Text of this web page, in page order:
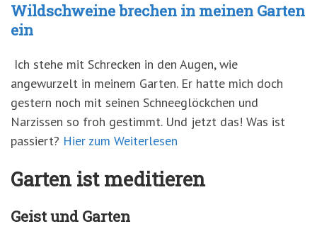
Wildschweine brechen in meinen Garten
ein
Ich stehe mit Schrecken in den Augen, wie
angewurzelt in meinem Garten. Er hatte mich doch
gestern noch mit seinen Schneeglöckchen und
Narzissen so froh gestimmt. Und jetzt das! Was ist
passiert? Hier zum Weiterlesen
Garten ist meditieren
Geist und Garten